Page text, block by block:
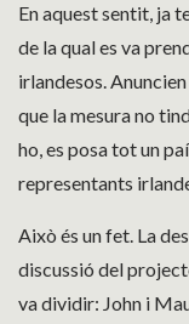
En aquest sentit, ja
de la qual es va
irlandesos.
que la mesura no
ho, es posa tot un
representants
Això és un fet. La
discussió del
va dividir: John i